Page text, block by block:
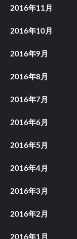
2016年11月
2016年10月
2016年9月
2016年8月
2016年7月
2016年6月
2016年5月
2016年4月
2016年3月
2016年2月
2016年1月